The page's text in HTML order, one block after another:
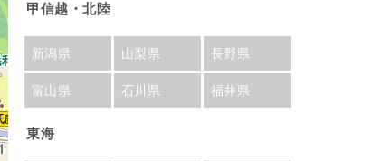
甲信越・北陸
新潟県 山梨県 長野県
富山県 石川県 福井県
東海